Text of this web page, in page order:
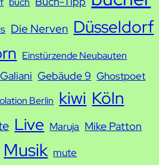
Die Nerven Düsseldorf
Einstürzende Neubauten
Galiani Gebäude 9 Ghostpoet
Berlin kiwi Köln
Live Maruja Mike Patton
Musik mute